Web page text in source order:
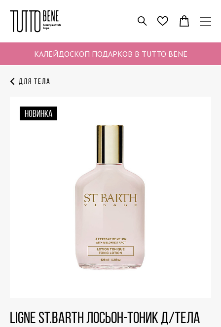
КАЛЕЙДОСКОП ПОДАРКОВ В TUTTO BENE
ПОИСК ИЗБРАННОЕ
Для тела
НОВИНКА
Ligne St.Barth Лосьон-тоник д/тела